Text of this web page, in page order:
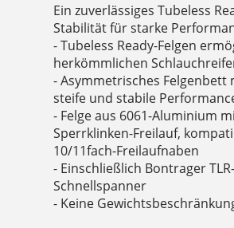
Ein zuverlässiges Tubeless
Stabilität für starke
- Tubeless Ready-Felgen
herkömmlichen
- Asymmetrisches
steife und stabile
- Felge aus 6061-Aluminium
Sperrklinken-Freilauf,
10/11fach-Freilaufnaben
- Einschließlich Bontrager
Schnellspanner
- Keine